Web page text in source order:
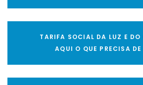
TARIFA SOCIAL DA LUZ E
AQUI O QUE PRECISA DE